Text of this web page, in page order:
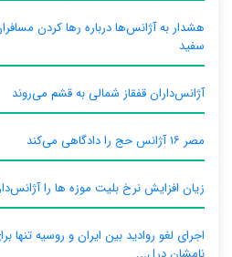
هشدار به آژانس‌ها درباره رها کردن
سفید
آژانس‌داران قفقاز شمالی به قشم می‌روند
مصر ۱۶ آژانس حج را دادگاهی می‌کند
زیان افزایش نرخ بلیت موزه ها را
اجرای لغو روادید بین ایران و روسیه تنها